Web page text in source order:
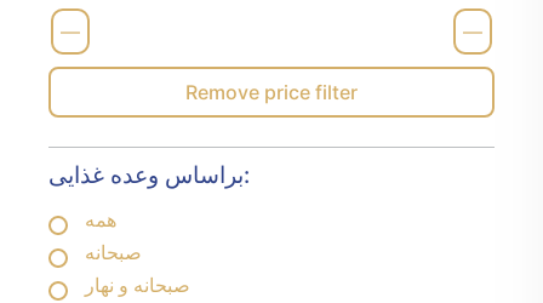
—
—
Remove price filter
براساس وعده غذایی:
همه
صبحانه
صبحانه و نهار